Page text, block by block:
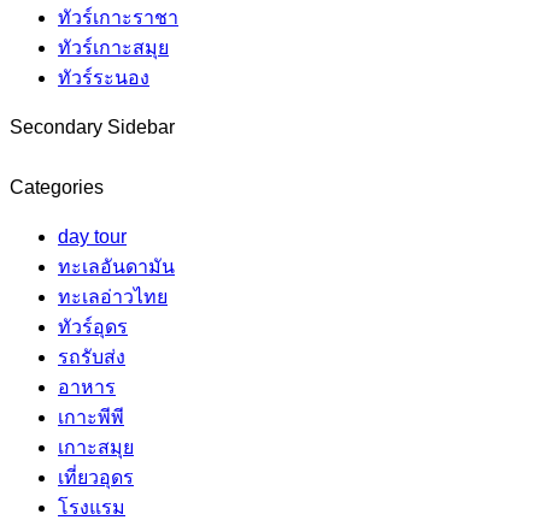
ทัวร์เกาะราชา
ทัวร์เกาะสมุย
ทัวร์ระนอง
Secondary Sidebar
Categories
day tour
ทะเลอันดามัน
ทะเลอ่าวไทย
ทัวร์อุดร
รถรับส่ง
อาหาร
เกาะพีพี
เกาะสมุย
เที่ยวอุดร
โรงแรม